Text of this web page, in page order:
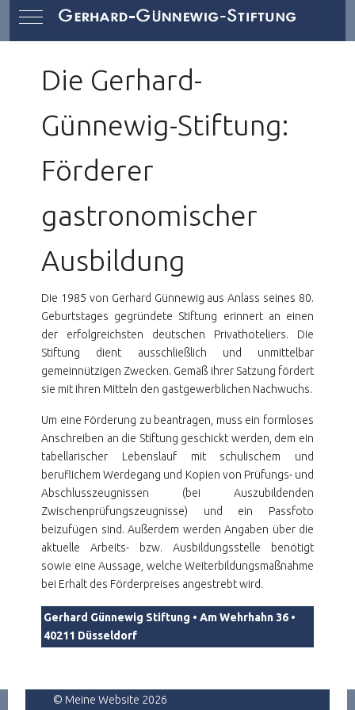
Mobile Menu Toggle
Die Gerhard-
Günnewig-Stiftung:
Förderer
gastronomischer
Ausbildung
Die 1985 von Gerhard Günnewig aus Anlass seines 80.
Geburtstages gegründete Stiftung erinnert an einen
der erfolgreichsten deutschen Privathoteliers. Die
Stiftung dient ausschließlich und unmittelbar
gemeinnützigen Zwecken. Gemäß ihrer Satzung fördert
sie mit ihren Mitteln den gastgewerblichen Nachwuchs.
Um eine Förderung zu beantragen, muss ein formloses
Anschreiben an die Stiftung geschickt werden, dem ein
tabellarischer Lebenslauf mit schulischem und
beruflichem Werdegang und Kopien von Prüfungs- und
Abschlusszeugnissen (bei Auszubildenden
Zwischenprüfungszeugnisse) und ein Passfoto
beizufügen sind. Außerdem werden Angaben über die
aktuelle Arbeits- bzw. Ausbildungsstelle benötigt
sowie eine Aussage, welche Weiterbildungsmaßnahme
bei Erhalt des Förderpreises angestrebt wird.
Gerhard Günnewig Stiftung • Am Wehrhahn 36 •
40211 Düsseldorf
© Meine Website 2026